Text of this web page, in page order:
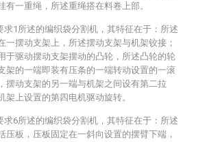
有一重绳，所述重绳搭在料卷上部。
求1所述的编织袋分割机，其特征在于：所述
一摆动支架上，所述摆动支架与机架铰接；
于驱动摆动支架摆动的凸轮，所述凸轮的轮
架的一端即装有压条的一端转动设置的一滚
摆动支架的另一端与机架之间设有第二拉
架上设置的第四电机驱动旋转。
求6所述的编织袋分割机，其特征在于：所述
压板，压板固定在一斜向设置的摆臂下端，